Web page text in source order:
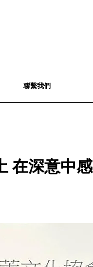
聯繫我們
在深意中感